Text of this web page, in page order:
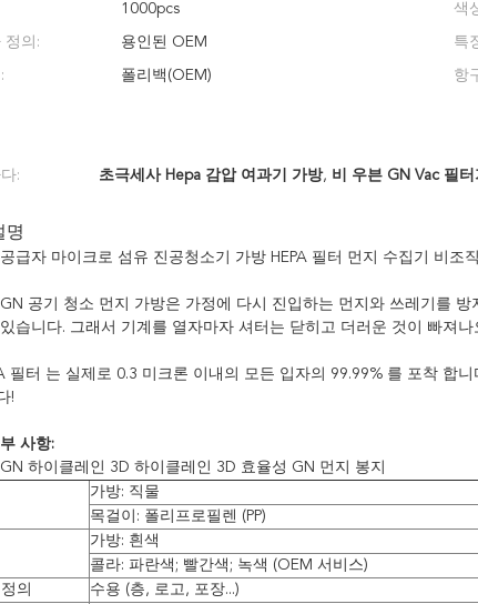
1000pcs 색
정의: 용인된 OEM 특
폴리백(OEM) 항
: 초극세사 Hepa 감압 여과기 가방, 비 우븐 GN Vac 필터
명
급자 마이크로 섬유 진공청소기 가방 HEPA 필터 먼지 수집기 비조
공기 청소 먼지 가방은 가정에 다시 진입하는 먼지와 쓰레기를
습니다. 그래서 기계를 열자마자 셔터는 닫히고 더러운 것이 빠져
필터 는 실제로 0.3 미크론 이내의 모든 입자의 99.99% 를 포착 합
!
사항:
하이클레인 3D 하이클레인 3D 효율성 GN 먼지 봉지
가방: 직물
목걸이: 폴리프로필렌 (PP)
가방: 흰색
콜라: 파란색; 빨간색; 녹색 (OEM 서비스)
의
수용 (층, 로고, 포장...)